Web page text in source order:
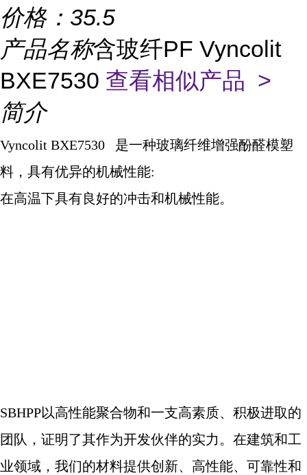
价格： 35.5
产品名称含玻纤PF Vyncolit
BXE7530 查看相似产品 >
简介
Vyncolit BXE7530 是一种玻璃纤维增强酚醛模塑
料，具有优异的机械性能:
在高温下具有良好的冲击和机械性能。
SBHPP以高性能聚合物和一支高素质、积极进取的
团队，证明了其作为开发伙伴的实力。在建筑和工
业领域，我们的材料提供创新、高性能、可靠性和